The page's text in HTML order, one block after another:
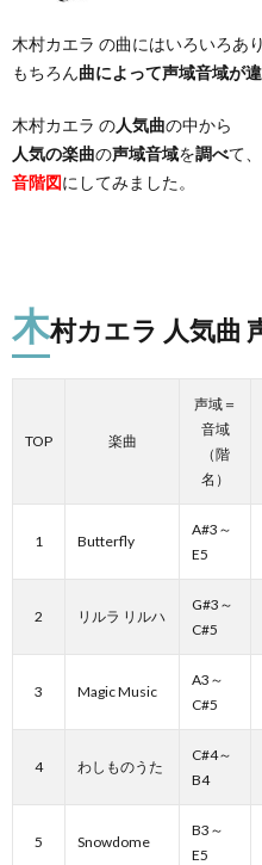
木村カエラ の曲にはいろいろあ
もちろん曲によって声域音域が違
木村カエラ の人気曲の中から
人気の楽曲の声域音域を調べて、
音階図にしてみました。
木村カエラ 人気曲
TOP 楽曲
声域＝
音域
（階
名）
1 Butterfly
A#3～
E5
2 リルラ リルハ
G#3～
C#5
3 Magic Music
A3～
C#5
4 わしものうた
C#4～
B4
5 Snowdome
B3～
E5